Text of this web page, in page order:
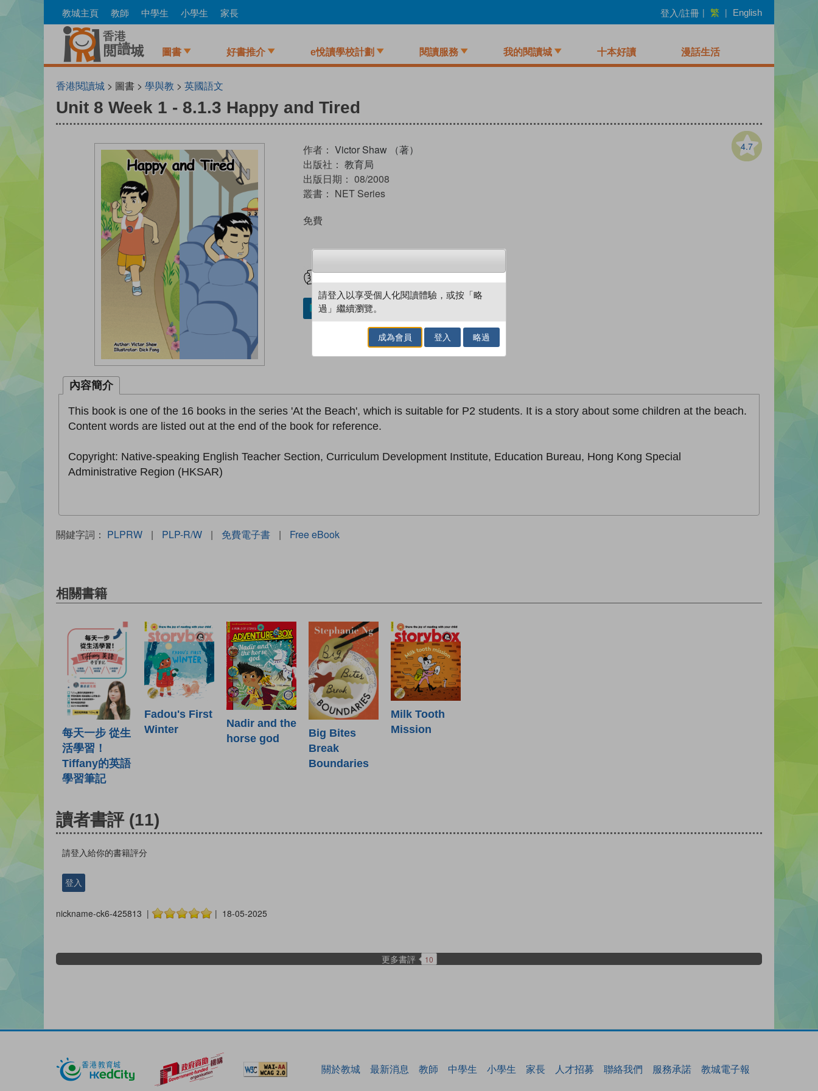
to
教城主頁 教師 中學生 小學生 家長 登入/註冊 | 繁 | English
圖書 好書推介 e悅讀學校計劃 閱讀服務 我的閱讀城 十本好讀 漫話生活
香港閱讀城 > 圖書 > 學與教 > 英國語文
Unit 8 Week 1 - 8.1.3 Happy and Tired
4.7
作者： Victor Shaw （著）
出版社： 教育局
出版日期： 08/2008
叢書： NET Series
免費
加入／閱讀電子書
內容簡介
This book is one of the 16 books in the series 'At the Beach', which is suitable for P2 students. It is a story about some children at the beach.
Content words are listed out at the end of the book for reference.
Copyright: Native-speaking English Teacher Section, Curriculum Development Institute, Education Bureau, Hong Kong Special
Administrative Region (HKSAR)
關鍵字詞： PLPRW | PLP-R/W | 免費電子書 | Free eBook
相關書籍
每天一步 從生
活學習！
Tiffany的英語
學習筆記
Fadou's First
Winter
Nadir and the
horse god
Big Bites
Break
Boundaries
Milk Tooth
Mission
讀者書評 (11)
請登入給你的書籍評分
登入
nickname-ck6-425813 | | 18-05-2025
更多書評 10
關於教城 最新消息 教師 中學生 小學生 家長 人才招募 聯絡我們 服務承諾 教城電子報
請登入以享受個人化閱讀體驗，或按「略
過」繼續瀏覽。
成為會員 登入 略過